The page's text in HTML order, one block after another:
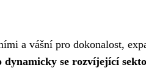
a vášní pro dokonalost,
dynamicky se rozvíjející